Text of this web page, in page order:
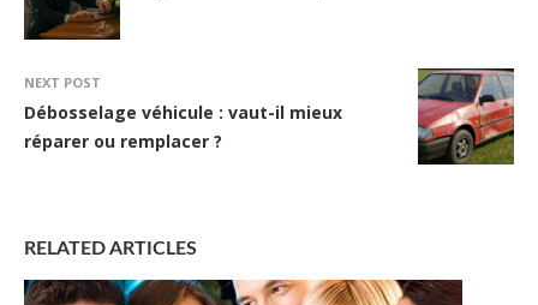
NEXT POST
Débosselage véhicule : vaut-il mieux
réparer ou remplacer ?
RELATED ARTICLES